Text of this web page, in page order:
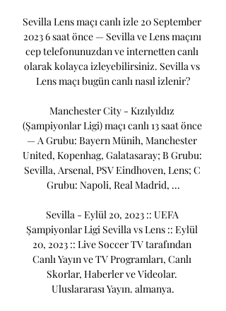
Sevilla Lens maçı canlı izle 20 September
2023 6 saat önce — Sevilla ve Lens maçını
cep telefonunuzdan ve internetten canlı
olarak kolayca izleyebilirsiniz. Sevilla vs
Lens maçı bugün canlı nasıl izlenir?
Manchester City - Kızılyıldız
(Şampiyonlar Ligi) maçı canlı 13 saat önce
— A Grubu: Bayern Münih, Manchester
United, Kopenhag, Galatasaray; B Grubu:
Sevilla, Arsenal, PSV Eindhoven, Lens; C
Grubu: Napoli, Real Madrid, ...
Sevilla - Eylül 20, 2023 :: UEFA
Şampiyonlar Ligi Sevilla vs Lens :: Eylül
20, 2023 :: Live Soccer TV tarafından
Canlı Yayın ve TV Programları, Canlı
Skorlar, Haberler ve Videolar.
Uluslararası Yayın. almanya.